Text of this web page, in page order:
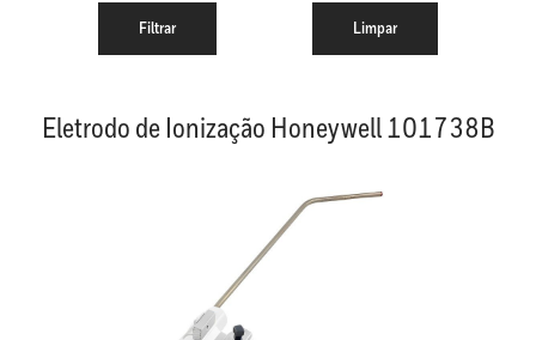
Eletrodo de Ionização Honeywell 101738B